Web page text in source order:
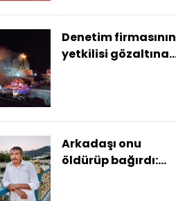
Denetim firmasının
yetkilisi gözaltına
Arkadaşı onu
öldürüp bağırdı: